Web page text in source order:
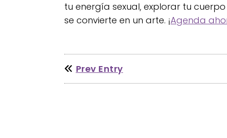
tu energía sexual, explorar tu
se convierte en un arte. ¡Agenda
Prev Entry